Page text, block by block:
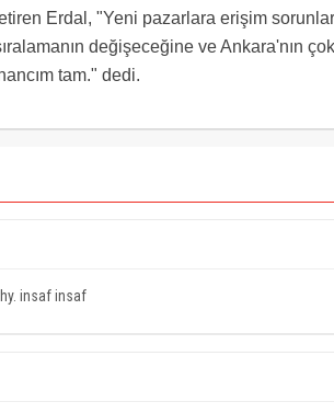
Erdal, "Yeni pazarlara erişim
değişeceğine ve Ankara'nın
tam." dedi.
insaf insaf